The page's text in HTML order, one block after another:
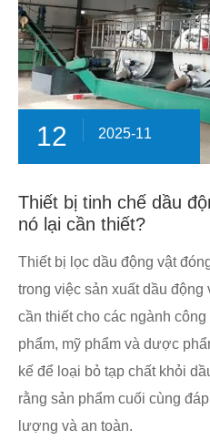
12 2025-11
Thiết bị tinh chế dầu
nó lại cần thiết?
​Thiết bị lọc dầu động vật
trong việc sản xuất dầu
cần thiết cho các ngành
phẩm, mỹ phẩm và dược
kế để loại bỏ tạp chất khỏi
rằng sản phẩm cuối cùng
lượng và an toàn.